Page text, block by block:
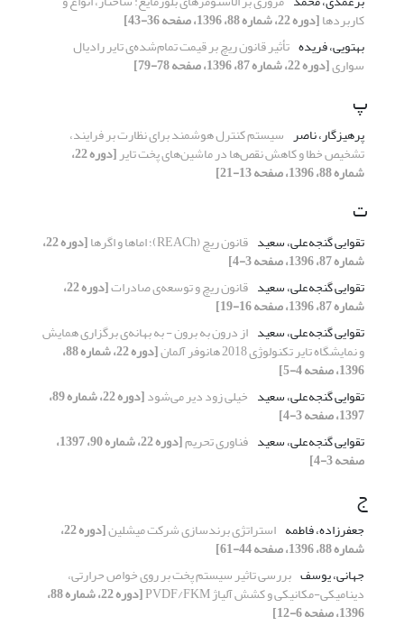
کاربردها[دوره 22، شماره 88، 1396، صفحه 36-43]
بهتویی، فریده تأثیر قانون ریچ بر قیمت تمام‌شده‌ی تایر رادیال
سواری[دوره 22، شماره 87، 1396، صفحه 78-79]
پ
پرهیزگار، ناصر سیستم کنترل هوشمند برای نظارت بر فرایند،
تشخیص خطا و کاهش نقص‌ها در ماشین‌های پخت تایر [دوره 22،
شماره 88، 1396، صفحه 13-21]
ت
تقوایی گنجه‌علی، سعید قانون ریچ (REACh)؛ اماها و اگرها [دوره 22،
شماره 87، 1396، صفحه 3-4]
تقوایی گنجه‌علی، سعید قانون ریچ و توسعه‌ی صادرات [دوره 22،
شماره 87، 1396، صفحه 16-19]
تقوایی گنجه‌علی، سعید از درون به برون - به بهانه‌ی برگزاری همایش
و نمایشگاه تایر تکنولوژی 2018 هانوفر آلمان [دوره 22، شماره 88،
1396، صفحه 4-5]
تقوایی گنجه‌علی، سعید خیلی زود دیر می‌شود [دوره 22، شماره 89،
1397، صفحه 3-4]
تقوایی گنجه‌علی، سعید فناوری تحریم [دوره 22، شماره 90، 1397،
صفحه 3-4]
ج
جعفرزاده، فاطمه استراتژی برندسازی شرکت میشلین [دوره 22،
شماره 88، 1396، صفحه 44-61]
جهانی، یوسف بررسی تاثیر سیستم پخت بر روی خواص حرارتی،
دینامیکی-مکانیکی و کشش آلیاژ PVDF/FKM [دوره 22، شماره 88،
1396، صفحه 6-12]